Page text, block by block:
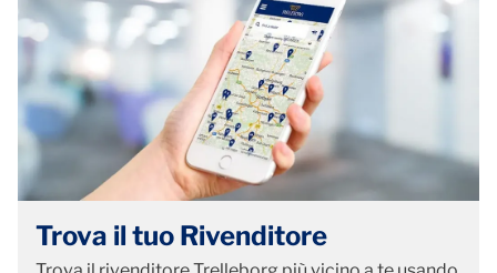
Trova il tuo Rivenditore